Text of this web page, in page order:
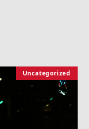
Uncategorized